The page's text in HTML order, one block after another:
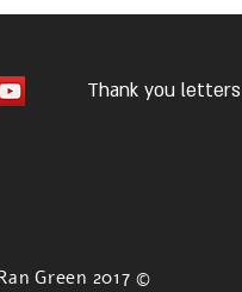
Thank you letters
© 2017 All rights reserved Ran Green